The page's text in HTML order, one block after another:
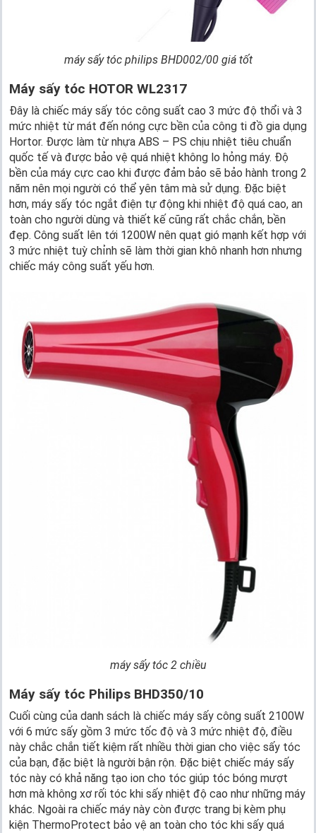
máy sấy tóc philips BHD002/00 giá tốt
Máy sấy tóc HOTOR WL2317
Đây là chiếc máy sấy tóc công suất cao 3 mức độ thổi và 3
mức nhiệt từ mát đến nóng cực bền của công ti đồ gia dụng
Hortor. Được làm từ nhựa ABS – PS chịu nhiệt tiêu chuẩn
quốc tế và được bảo vệ quá nhiệt không lo hỏng máy. Độ
bền của máy cực cao khi được đảm bảo sẽ bảo hành trong 2
năm nên mọi người có thể yên tâm mà sử dụng. Đặc biệt
hơn, máy sấy tóc ngắt điện tự động khi nhiệt độ quá cao, an
toàn cho người dùng và thiết kế cũng rất chắc chắn, bền
đẹp. Công suất lên tới 1200W nên quạt gió mạnh kết hợp với
3 mức nhiệt tuỳ chỉnh sẽ làm thời gian khô nhanh hơn nhưng
chiếc máy công suất yếu hơn.
máy sấy tóc 2 chiều
Máy sấy tóc Philips BHD350/10
Cuối cùng của danh sách là chiếc máy sấy công suất 2100W
với 6 mức sấy gồm 3 mức tốc độ và 3 mức nhiệt độ, điều
này chắc chắn tiết kiệm rất nhiều thời gian cho việc sấy tóc
của bạn, đặc biệt là người bận rộn. Đặc biệt chiếc máy sấy
tóc này có khả năng tạo ion cho tóc giúp tóc bóng mượt
hơn mà không xơ rối tóc khi sấy nhiệt độ cao như những máy
khác. Ngoài ra chiếc máy này còn được trang bị kèm phụ
kiện ThermoProtect bảo vệ an toàn cho tóc khi sấy quá